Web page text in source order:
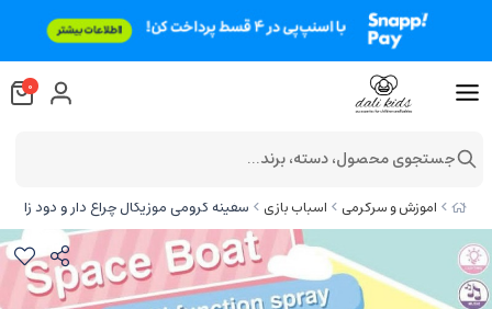
آموزش و سرگرمی اسباب بازی سفینه کرومی موزیکال چراغ دار و دود زا
0
جستجوی محصول، دسته، برند...